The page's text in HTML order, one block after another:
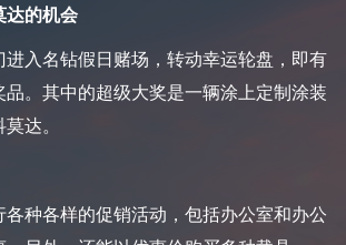
达的机会
进入名钻假日赌场，转动幸运轮盘，即有
品。其中的超级大奖是一辆涂上定制涂装
达。
各种各样的促销活动，包括办公室和办公